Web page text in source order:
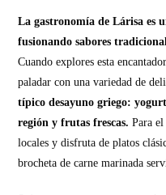
La gastronomía de Lárisa es
fusionando sabores
Cuando explores esta
paladar con una variedad de
típico desayuno griego:
región y frutas frescas. Para
locales y disfruta de platos
brocheta de carne marinada